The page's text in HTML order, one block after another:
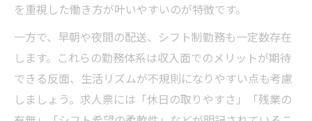
免許を活かしたドライバー求人の魅力とは
資格を武器にできる日高市求人のポイント
転職時に役立つドライバー求人の比較術
中型・大型ドライバー求人対応の求人事情
ドライバー求人選びで安心の職場を探そう
を重視した働き方が叶いやすいのが特徴です。
一方で、早朝や夜間の配送、シフト制勤務も一定数存在
します。これらの勤務体系は収入面でのメリットが期待
できる反面、生活リズムが不規則になりやすい点も考慮
しましょう。求人票には「休日の取りやすさ」「残業の